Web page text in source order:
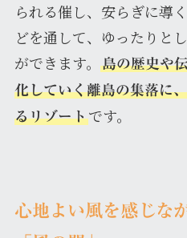
られる催し、安らぎに導
どを通して、ゆったりと
ができます。
島の歴史や
化していく離島の集落に
るリゾートです。
心地よい風を感じな